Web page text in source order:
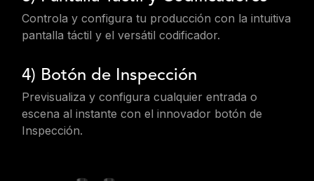
Controla y configura tu producción con la intuitiva
pantalla táctil y el versátil codificador.
4) Botón de Inspección
Previsualiza y configura cualquier entrada o
escena al instante con el innovador botón de
Inspección.